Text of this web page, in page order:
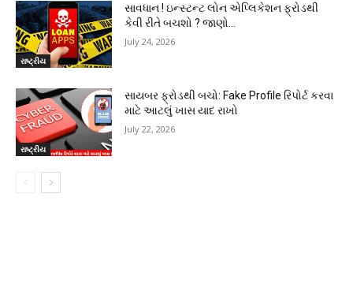
રાષ્ટ્રીય
સાવધાન ! ઇન્સ્ટન્ટ લોન એપ્લિકેશન ફ્રોડથી
કેવી રીતે બચશો ? જાણો…
July 24, 2026
રાષ્ટ્રીય
સાયબર ફ્રોડથી બચો: Fake Profile રિપોર્ટ કરવા
માટે આટલું ખાસ યાદ રાખો
July 22, 2026